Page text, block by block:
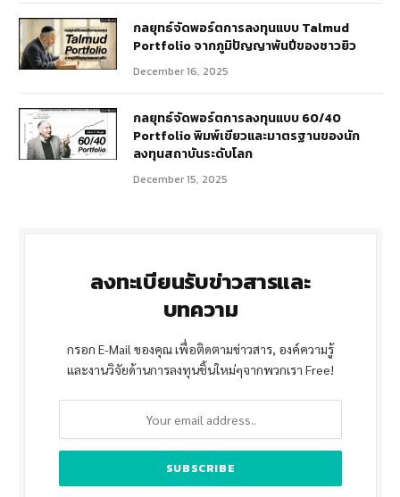
กลยุทธ์จัดพอร์ตการลงทุนแบบ Talmud
Portfolio จากภูมิปัญญาพันปีของชาวยิว
December 16, 2025
กลยุทธ์จัดพอร์ตการลงทุนแบบ 60/40
Portfolio พิมพ์เขียวและมาตรฐานของนัก
ลงทุนสถาบันระดับโลก
December 15, 2025
ลงทะเบียนรับข่าวสารและ
บทความ
กรอก E-Mail ของคุณ เพื่อติดตามข่าวสาร, องค์ความรู้
และงานวิจัยด้านการลงทุนชิ้นใหม่ๆจากพวกเรา Free!